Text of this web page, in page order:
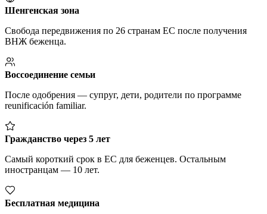
Шенгенская зона
Свобода передвижения по 26 странам ЕС после получения
ВНЖ беженца.
Воссоединение семьи
После одобрения — супруг, дети, родители по программе
reunificación familiar.
Гражданство через 5 лет
Самый короткий срок в ЕС для беженцев. Остальным
иностранцам — 10 лет.
Бесплатная медицина